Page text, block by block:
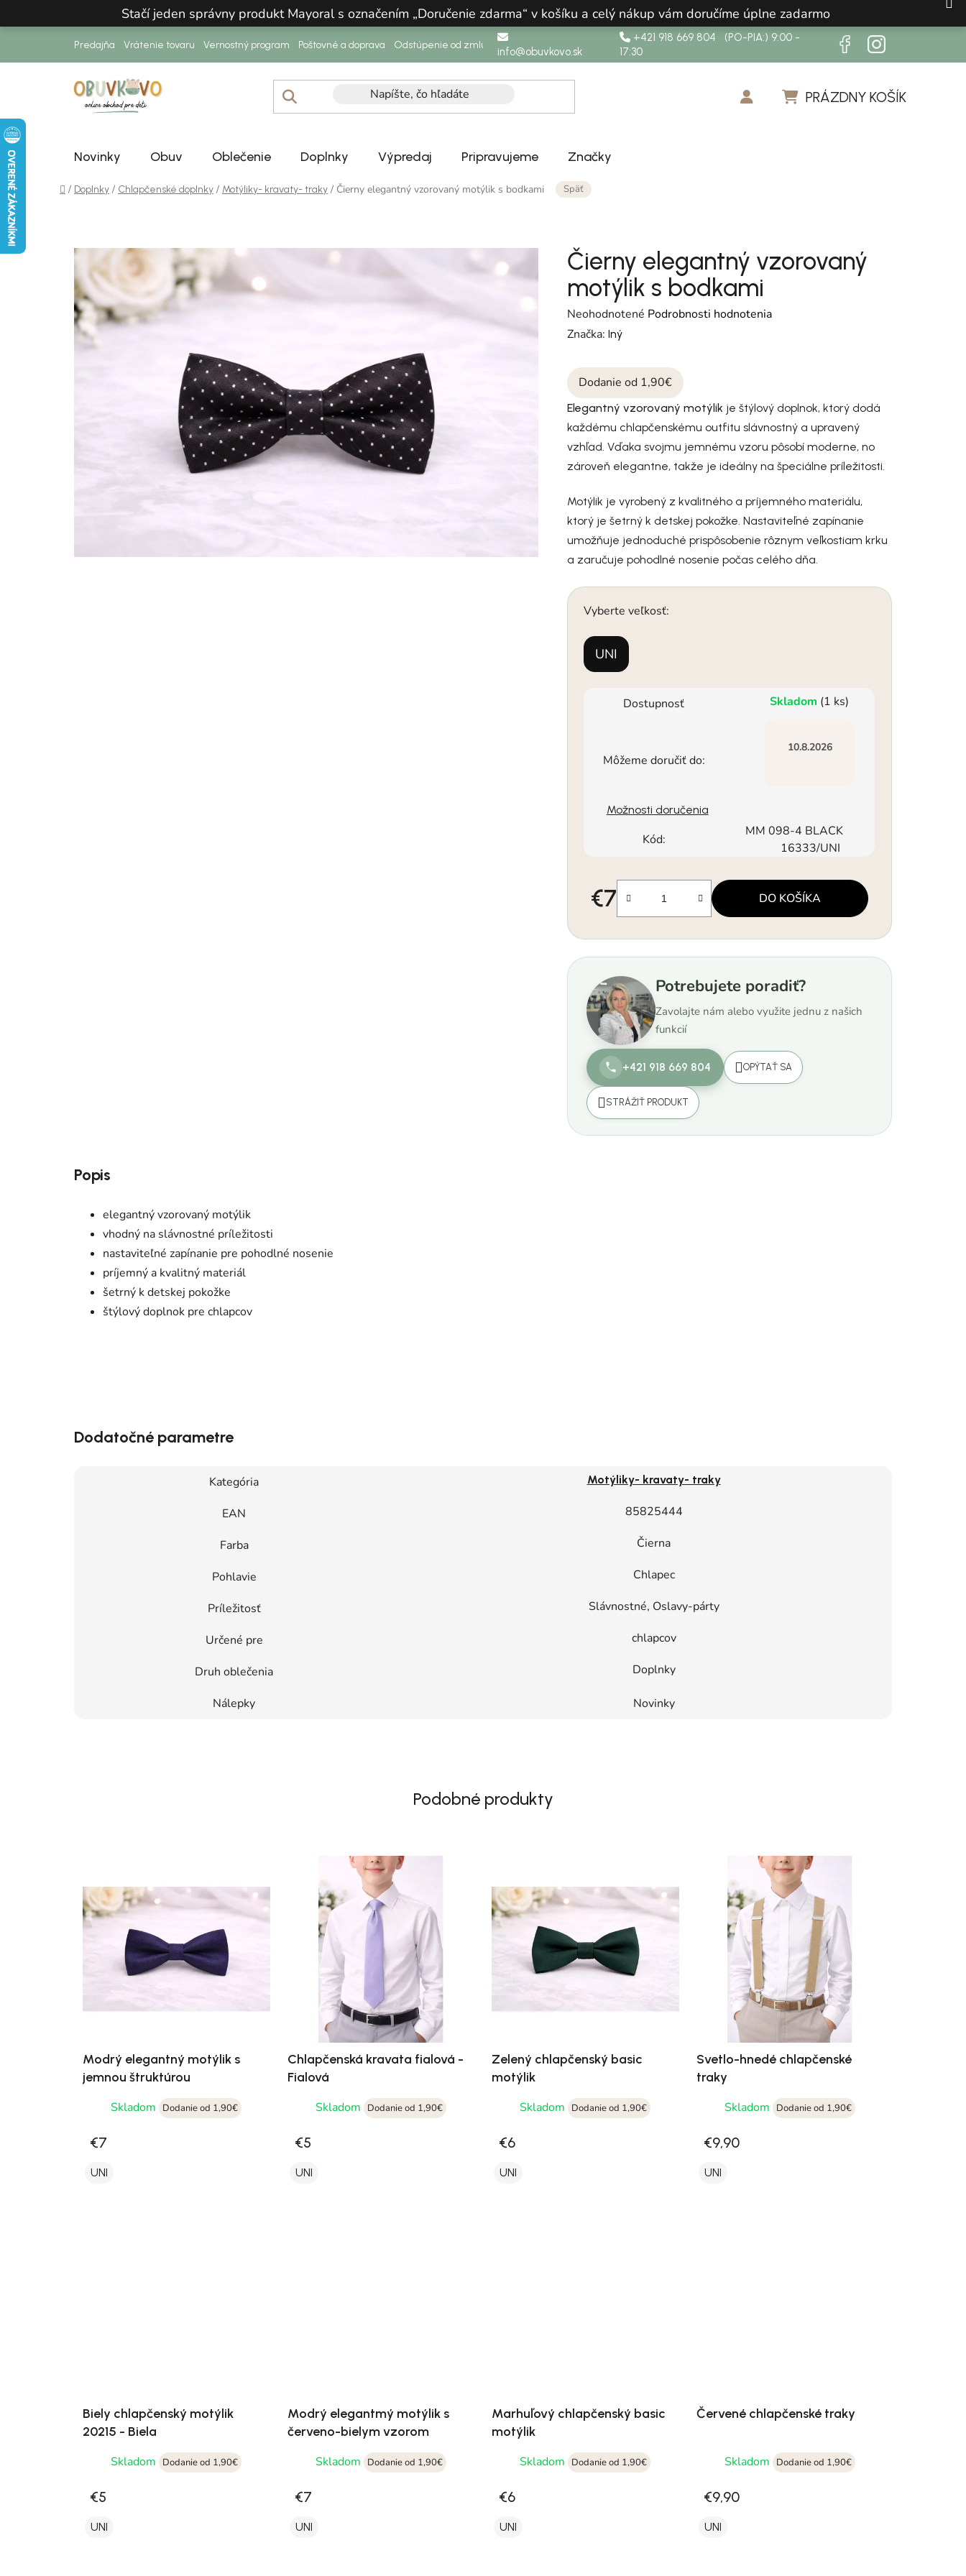
Stačí jeden správny produkt Mayoral s označením „Doručenie zdarma“ v košíku a celý nákup vám doručíme úplne zadarmo
Predajňa Vrátenie tovaru Vernostný program Poštovné a doprava Odstúpenie od zmluvy info@obuvkovo.sk
+421 918 669 804 (PO-PIA:) 9:00 -
17:30
PRÁZDNY KOŠÍK
Novinky Obuv Oblečenie Doplnky Výpredaj Pripravujeme Značky
Domov
/ Doplnky / Chlapčenské doplnky / Motýliky- kravaty- traky / Čierny elegantný vzorovaný motýlik s bodkami Späť
Čierny elegantný vzorovaný
motýlik s bodkami
Priemerné hodnotenie produktu je 0,0 z 5 hviezdičiek.
Neohodnotené Podrobnosti hodnotenia
Značka:Iný
Dodanie od 1,90€
Elegantný vzorovaný motýlik je štýlový doplnok, ktorý dodá
každému chlapčenskému outfitu slávnostný a upravený
vzhľad. Vďaka svojmu jemnému vzoru pôsobí moderne, no
zároveň elegantne, takže je ideálny na špeciálne príležitosti.
Motýlik je vyrobený z kvalitného a príjemného materiálu,
ktorý je šetrný k detskej pokožke. Nastaviteľné zapínanie
umožňuje jednoduché prispôsobenie rôznym veľkostiam krku
a zaručuje pohodlné nosenie počas celého dňa.
Vyberte veľkosť:
UNI
Dostupnosť Skladom (1 ks)
Môžeme doručiť do:
10.8.2026
Možnosti doručenia
Kód:
MM 098-4 BLACK
16333/UNI
€7
Jednotková cena:
DO KOŠÍKA
Potrebujete poradiť?
Zavolajte nám alebo využite jednu z našich
funkcií
+421 918 669 804 OPÝTAŤ SA
STRÁŽIŤ PRODUKT
Popis
elegantný vzorovaný motýlik
vhodný na slávnostné príležitosti
nastaviteľné zapínanie pre pohodlné nosenie
príjemný a kvalitný materiál
šetrný k detskej pokožke
štýlový doplnok pre chlapcov
Dodatočné parametre
Kategória Motýliky- kravaty- traky
EAN 85825444
Farba Čierna
Pohlavie Chlapec
Príležitosť Slávnostné, Oslavy-párty
Určené pre chlapcov
Druh oblečenia Doplnky
Nálepky Novinky
Podobné produkty
Modrý elegantný motýlik s
jemnou štruktúrou
Skladom Dodanie od 1,90€
€7
UNI
Chlapčenská kravata fialová -
Fialová
Skladom
Dodanie od 1,90€
€5
UNI
Zelený chlapčenský basic
motýlik
Skladom Dodanie od 1,90€
€6
UNI
Svetlo-hnedé chlapčenské
traky
Skladom
Dodanie od 1,90€
€9,90
UNI
Biely chlapčenský motýlik
20215 - Biela
Skladom Dodanie od 1,90€
€5
UNI
Modrý elegantmý motýlik s
červeno-bielym vzorom
Skladom
Dodanie od 1,90€
€7
UNI
Marhuľový chlapčenský basic
motýlik
Skladom Dodanie od 1,90€
€6
UNI
Červené chlapčenské traky
Skladom Dodanie od 1,90€
€9,90
UNI